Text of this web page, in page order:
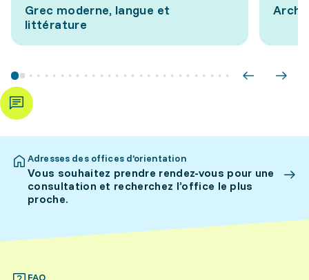
Grec moderne, langue et
littérature
Adresses des offices d’orientation
Vous souhaitez prendre rendez-vous pour une
consultation et recherchez l’office le plus
proche.
FAQ